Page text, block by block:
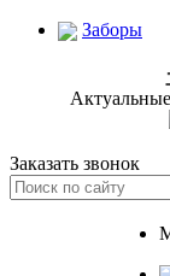
Заборы
Заказать звонок